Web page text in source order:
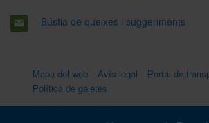
Bústia de queixes i suggeriments
Mapa del web Avís legal
Portal de
Política de galetes